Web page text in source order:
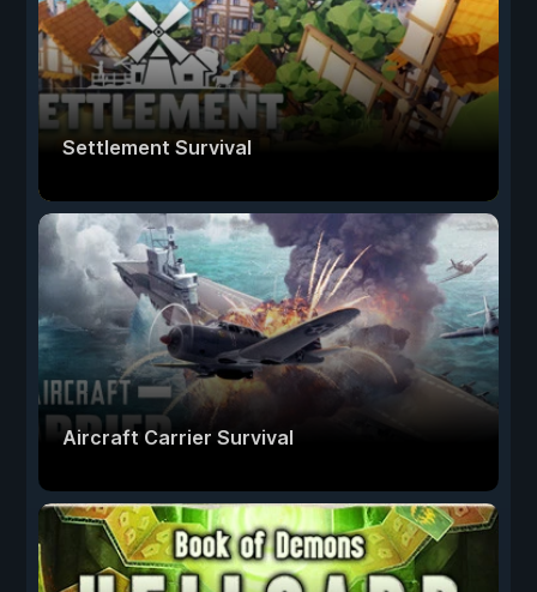
Settlement Survival
Aircraft Carrier Survival